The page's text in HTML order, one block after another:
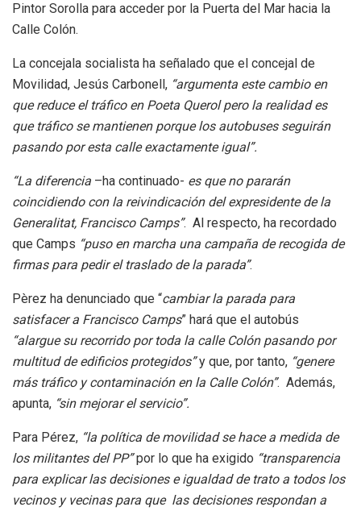
Pintor Sorolla para acceder por la Puerta del Mar hacia la
Calle Colón.
La concejala socialista ha señalado que el concejal de
Movilidad, Jesús Carbonell, “argumenta este cambio en
que reduce el tráfico en Poeta Querol pero la realidad es
que tráfico se mantienen porque los autobuses seguirán
pasando por esta calle exactamente igual”.
“La diferencia –ha continuado- es que no pararán
coincidiendo con la reivindicación del expresidente de la
Generalitat, Francisco Camps”. Al respecto, ha recordado
que Camps “puso en marcha una campaña de recogida de
firmas para pedir el traslado de la parada”.
Pèrez ha denunciado que “cambiar la parada para
satisfacer a Francisco Camps” hará que el autobús
“alargue su recorrido por toda la calle Colón pasando por
multitud de edificios protegidos”y que, por tanto, “genere
más tráfico y contaminación en la Calle Colón”. Además,
apunta, “sin mejorar el servicio”.
Para Pérez, “la política de movilidad se hace a medida de
los militantes del PP”por lo que ha exigido “transparencia
para explicar las decisiones e igualdad de trato a todos los
vecinos y vecinas para que las decisiones respondan a